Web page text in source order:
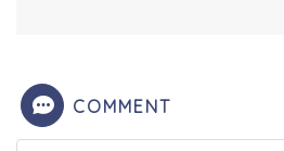
COMMENT